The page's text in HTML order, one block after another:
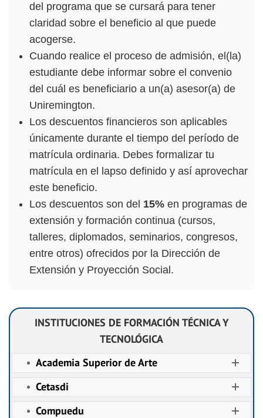
del programa que se cursará para tener
claridad sobre el beneficio al que puede
acogerse.
Cuando realice el proceso de admisión, el(la)
estudiante debe informar sobre el convenio
del cuál es beneficiario a un(a) asesor(a) de
Uniremington.
Los descuentos financieros son aplicables
únicamente durante el tiempo del período de
matrícula ordinaria. Debes formalizar tu
matrícula en el lapso definido y así aprovechar
este beneficio.
Los descuentos son del 15% en programas de
extensión y formación continua (cursos,
talleres, diplomados, seminarios, congresos,
entre otros) ofrecidos por la Dirección de
Extensión y Proyección Social.
INSTITUCIONES DE FORMACIÓN TÉCNICA Y
TECNOLÓGICA
Academia Superior de Arte
Cetasdi
Compuedu